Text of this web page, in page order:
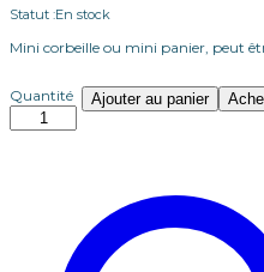
Statut :En stock
Mini corbeille ou mini panier, peut
quantité
Mini
Quantité Ajouter au panier